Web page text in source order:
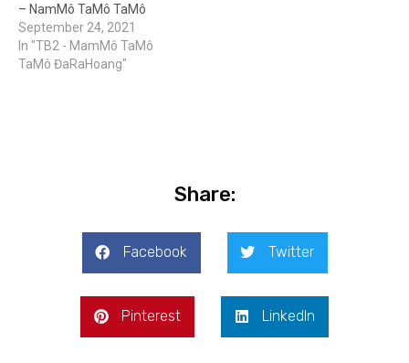
– NamMô TaMô TaMô
September 24, 2021
In "TB2 - MamMô TaMô
TaMô ĐaRaHoang"
Share:
Facebook Twitter
Pinterest LinkedIn